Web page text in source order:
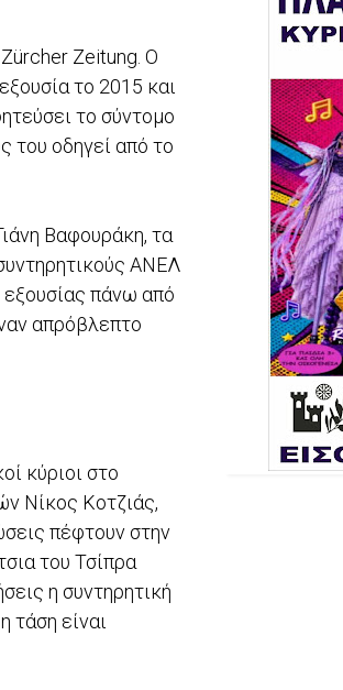
Zeitung. Ο
το 2015 και
το σύντομο
του οδηγεί από το
Βαφουράκη, τα
ΑΝΕΛ
εξουσίας πάνω από
απρόβλεπτο
κύριοι στο
Νίκος Κοτζιάς,
πέφτουν στην
του Τσίπρα
η συντηρητική
είναι